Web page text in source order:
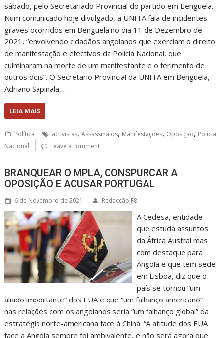
sábado, pelo Secretariado Provincial do partido em Benguela.
Num comunicado hoje divulgado, a UNITA fala de incidentes
graves ocorridos em Benguela no dia 11 de Dezembro de
2021, “envolvendo cidadãos angolanos que exerciam o direito
de manifestação e efectivos da Polícia Nacional, que
culminaram na morte de um manifestante e o ferimento de
outros dois”. O Secretário Provincial da UNITA em Benguela,
Adriano Sapiñala,…
LEIA MAIS
Política activistas,Assassinatos, Manifestações, Oposição, Polícia
Nacional
Leave a comment
BRANQUEAR O MPLA, CONSPURCAR A
OPOSIÇÃO E ACUSAR PORTUGAL
6 de Novembro de 2021 Redacção F8
A Cedesa, entidade
que estuda assuntos
da África Austral mas
com destaque para
Angola e que tem sede
em Lisboa, diz que o
país se tornou “um
aliado importante” dos EUA e que “um falhanço americano”
nas relações com os angolanos seria “um falhanço global” da
estratégia norte-americana face à China. “A atitude dos EUA
face a Angola sempre foi ambivalente, e não será agora que